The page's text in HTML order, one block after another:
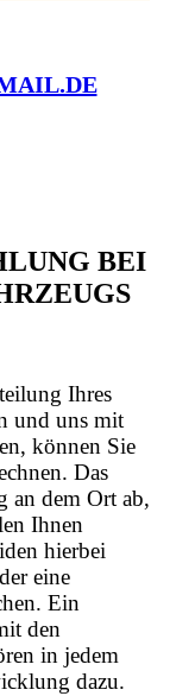
BEI
Ihres
und uns mit
können Sie
Das
an dem Ort ab,
Ihnen
hierbei
eine
Ein
den
in jedem
dazu.